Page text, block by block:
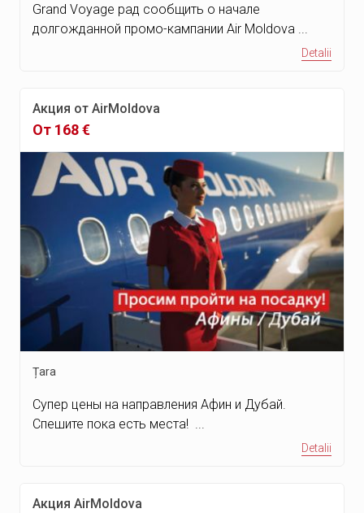
Grand Voyage рад сообщить о начале
долгожданной промо-кампании Air Moldova ...
Detalii
Акция от AirMoldova
От 168 €
Țara
Супер цены на направления Афин и Дубай.
Спешите пока есть места! ...
Detalii
Акция AirMoldova